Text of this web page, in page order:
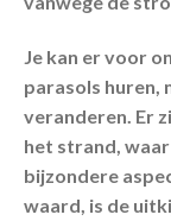
Je kan er voor
parasols huren,
veranderen. Er
het strand,
bijzondere
waard, is de